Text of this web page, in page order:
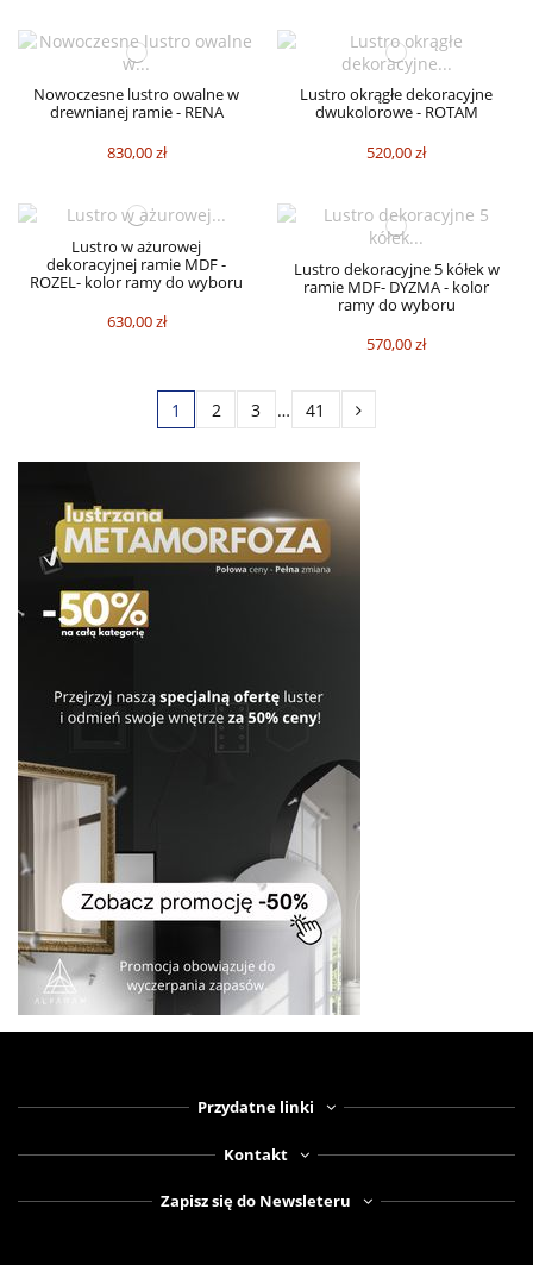
Nowoczesne lustro owalne w
drewnianej ramie - RENA
830,00 zł
Lustro okrągłe dekoracyjne
dwukolorowe - ROTAM
520,00 zł
Lustro w ażurowej
dekoracyjnej ramie MDF -
ROZEL- kolor ramy do wyboru
630,00 zł
Lustro dekoracyjne 5 kółek w
ramie MDF- DYZMA - kolor
ramy do wyboru
570,00 zł
1 2 3 … 41
Przydatne linki
Kontakt
Zapisz się do Newsleteru